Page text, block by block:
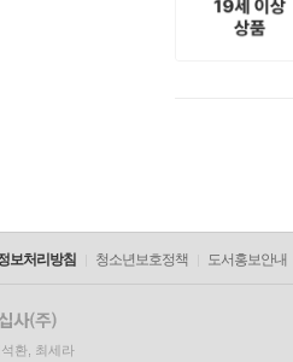
보처리방침 청소년보호정책 도서홍보안내
환, 최세라